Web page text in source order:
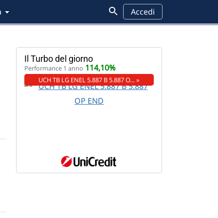
Accedi
Il Turbo del giorno
Performance 1 anno 114,10%
UCH TB LG ENEL 5.887 B 5.887 O… »